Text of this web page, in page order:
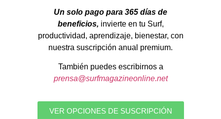
Un solo pago para 365 días de
beneficios, invierte en tu Surf,
productividad, aprendizaje, bienestar, con
nuestra suscripción anual premium.
También puedes escribirnos a
prensa@surfmagazineonline.net
VER OPCIONES DE SUSCRIPCIÓN